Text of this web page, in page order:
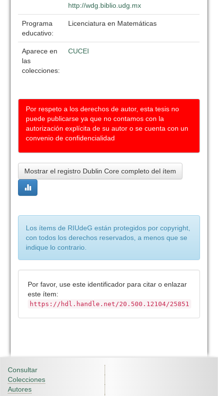
http://wdg.biblio.udg.mx
Programa
educativo:
Licenciatura en Matemáticas
Aparece en
las
colecciones:
CUCEI
Por respeto a los derechos de autor, esta tesis no
puede publicarse ya que no contamos con la
autorización explícita de su autor o se cuenta con un
convenio de confidencialidad
Mostrar el registro Dublin Core completo del ítem
Los ítems de RIUdeG están protegidos por copyright,
con todos los derechos reservados, a menos que se
indique lo contrario.
Por favor, use este identificador para citar o enlazar
este ítem:
https://hdl.handle.net/20.500.12104/25851
Consultar
Colecciones
Autores